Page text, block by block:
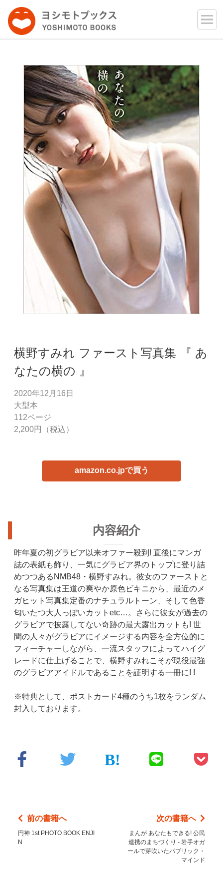
横野すみれ ファースト写真集 『 あ
なたの横の 』
2020年12月16日
大型本
112ページ
2,200円（税込）
amazon.co.jpで買う
内容紹介
昨年夏の初グラビア以来オファー殺到! 直後にマンガ
誌の表紙も飾り、一気にグラビア界のトップに登り詰
めつつあるNMB48・横野すみれ。彼女のファーストと
なる写真集は王道の爽やか原色ビキニから、最近のメ
ガヒット写真集定番のナチュラルトーン、そして色香
匂いたつ大人っぽいカットetc…。さらに彼女が過去の
グラビアで披露してない奇跡の最大露出カットも! 世
間の人々がグラビアにイメージする内容を全方位的に
フィーチャーしながら、一流スタッフによってハイグ
レードに仕上げることで、横野すみれこそが現役最強
のグラビアアイドルであることを証明する一冊に! !
※特典として、ポストカード4種のうち1枚をランダム
封入しております。
前の書籍へ
円神 1st PHOTO BOOK ENJI
N
次の書籍へ
まんが あなたもできる! 公民
連携のまちづくり - 岩手オガ
ールで芽吹いたパブリック・
マインド